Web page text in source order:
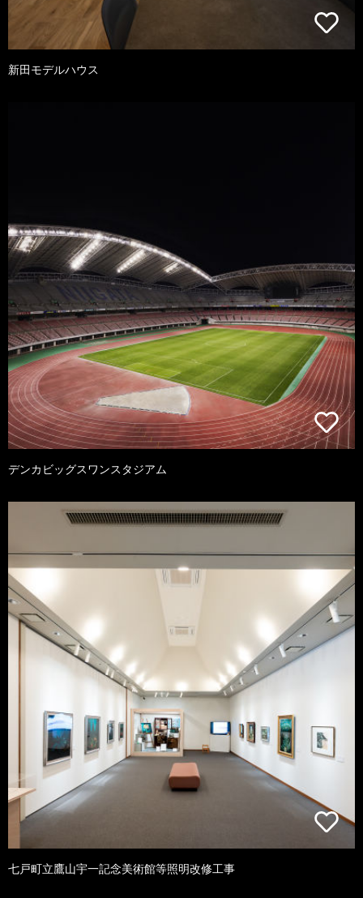
新田モデルハウス
デンカビッグスワンスタジアム
七戸町立鷹山宇一記念美術館等照明改修工事